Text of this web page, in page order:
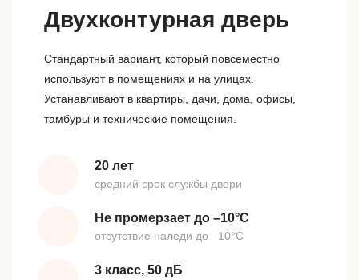
Двухконтурная дверь
Стандартный вариант, который повсеместно
используют в помещениях и на улицах.
Устанавливают в квартиры, дачи, дома, офисы,
тамбуры и технические помещения.
20 лет
средний срок службы двери
Не промерзает до –10°С
отсутствие наледи до –10°С
3 класс, 50 дБ